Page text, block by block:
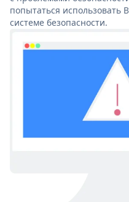
попытаться использовать
системе безопасности.